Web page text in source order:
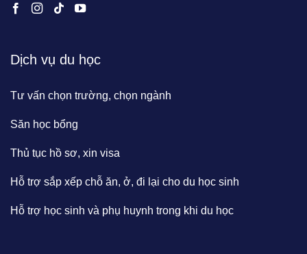
Dịch vụ du học
Tư vấn chọn trường, chọn ngành
Săn học bổng
Thủ tục hồ sơ, xin visa
Hỗ trợ sắp xếp chỗ ăn, ở, đi lại cho du học sinh
Hỗ trợ học sinh và phụ huynh trong khi du học